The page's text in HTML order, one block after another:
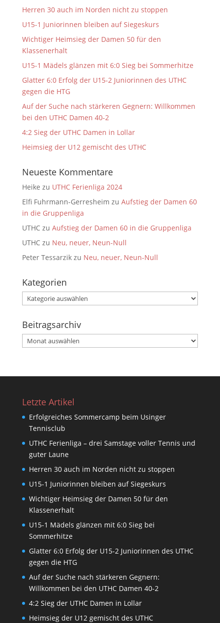
Herren 30 auch im Norden nicht zu stoppen
U15-1 Juniorinnen bleiben auf Siegeskurs
Wichtiger Heimsieg der Damen 50 für den
Klassenerhalt
U15-1 Mädels glänzen mit 6:0 Sieg bei Sommerhitze
Glatter 6:0 Erfolg der U15-2 Juniorinnen des UTHC
gegen die HTG
Auf der Suche nach stärkeren Gegnern: Willkommen
bei den UTHC Damen 40-2
4:2 Sieg der UTHC Damen in Lollar
Heimsieg der U12 gemischt des UTHC
Neueste Kommentare
Heike zu UTHC Ferienliga 2024
Elfi Fuhrmann-Gerresheim zu Aufstieg der Damen 60
in die Gruppenliga
UTHCzu Aufstieg der Damen 60 in die Gruppenliga
UTHCzu Neu, neuer, Neun-Null
Peter Tessarzikzu Neu, neuer, Neun-Null
Kategorien
Kategorien
Beitragsarchiv
Beitragsarchiv
Letzte Artikel
Erfolgreiches Sommercamp beim Usinger
Tennisclub
UTHC Ferienliga – drei Samstage voller Tennis und
guter Laune
Herren 30 auch im Norden nicht zu stoppen
U15-1 Juniorinnen bleiben auf Siegeskurs
Wichtiger Heimsieg der Damen 50 für den
Klassenerhalt
U15-1 Mädels glänzen mit 6:0 Sieg bei
Sommerhitze
Glatter 6:0 Erfolg der U15-2 Juniorinnen des UTHC
gegen die HTG
Auf der Suche nach stärkeren Gegnern:
Willkommen bei den UTHC Damen 40-2
4:2 Sieg der UTHC Damen in Lollar
Heimsieg der U12 gemischt des UTHC